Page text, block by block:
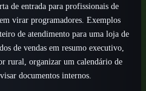
de entrada para profissionais de
virar programadores. Exemplos
de atendimento para uma loja de
de vendas em resumo executivo,
rural, organizar um calendário de
documentos internos.